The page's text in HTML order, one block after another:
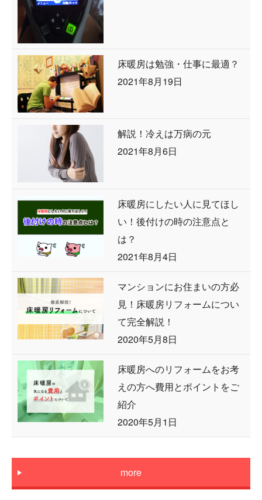
床暖房は勉強・仕事に最適？
2021年8月19日
解説！冷えは万病の元
2021年8月6日
床暖房にしたい人に見てほし
い！後付けの時の注意点と
は？
2021年8月4日
マンションにお住まいの方必
見！床暖房リフォームについ
て完全解説！
2020年5月8日
床暖房へのリフォームをお考
えの方へ費用とポイントをご
紹介
2020年5月1日
more